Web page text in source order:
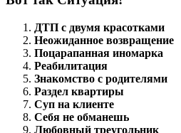
ДТП с двумя красотками
Неожиданное возвращение
Поцарапанная иномарка
Реабилитация
Знакомство с родителями
Раздел квартиры
Суп на клиенте
Себя не обманешь
Любовный треугольник